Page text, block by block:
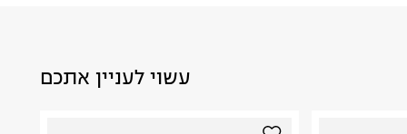
עשוי לעניין אתכם